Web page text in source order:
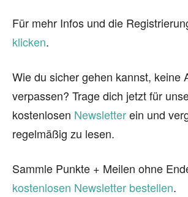
Für mehr Infos und die
klicken.
Wie du sicher gehen kannst, keine
verpassen? Trage dich jetzt für
kostenlosen Newsletterein und
regelmäßig zu lesen.
Sammle Punkte + Meilen ohne
kostenlosen Newsletter bestellen.